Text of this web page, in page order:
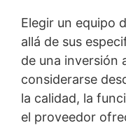
Elegir un equipo
allá de sus
de una inversión
considerarse
la calidad, la
el proveedor